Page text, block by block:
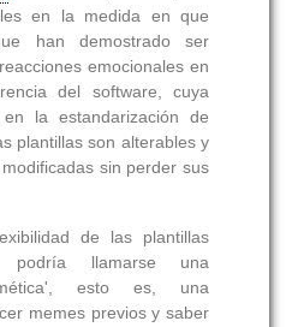
en la medida en que
han demostrado ser
emocionales en
del software, cuya
la estandarización de
plantillas son alterables y
sin perder sus
de las plantillas
llamarse una
esto es, una
memes previos y saber